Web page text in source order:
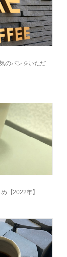
のパンをいただ
【2022年】